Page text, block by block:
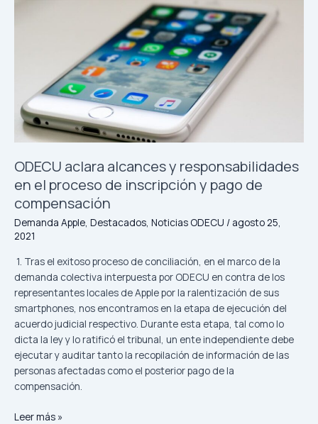
ODECU aclara alcances y responsabilidades
en el proceso de inscripción y pago de
compensación
Demanda Apple Destacados Noticias ODECU / agosto 25,
2021
1. Tras el exitoso proceso de conciliación, en el marco de la
demanda colectiva interpuesta por ODECU en contra de los
representantes locales de Apple por la ralentización de sus
smartphones, nos encontramos en la etapa de ejecución del
acuerdo judicial respectivo. Durante esta etapa, tal como lo
dicta la ley y lo ratificó el tribunal, un ente independiente debe
ejecutar y auditar tanto la recopilación de información de las
personas afectadas como el posterior pago de la
compensación.
responsabilidades
proceso
de
inscripción
y
de
compensación
Leer más »